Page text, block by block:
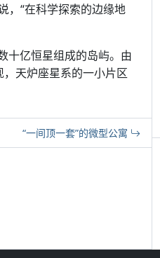
，“在科学探索的边缘地
亿恒星组成的岛屿。由
天炉座星系的一小片区
“一间顶一套”的微型公寓